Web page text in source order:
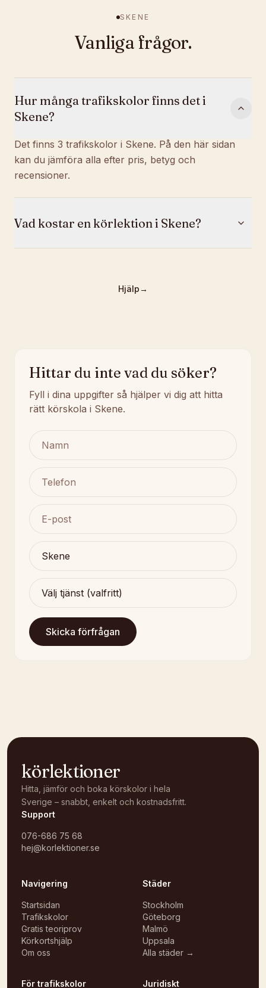
SKENE
Vanliga frågor.
Hur många trafikskolor finns det i
Skene?
Det finns 3 trafikskolor i Skene. På den här sidan
kan du jämföra alla efter pris, betyg och
recensioner.
Vad kostar en körlektion i Skene?
Hjälp→
Hittar du inte vad du söker?
Fyll i dina uppgifter så hjälper vi dig att hitta
rätt körskola i Skene.
Skicka förfrågan
körlektioner
Hitta, jämför och boka körskolor i hela
Sverige – snabbt, enkelt och kostnadsfritt.
Support
076-686 75 68
hej@korlektioner.se
Navigering
Startsidan
Trafikskolor
Gratis teoriprov
Körkortshjälp
Om oss
Städer
Stockholm
Göteborg
Malmö
Uppsala
Alla städer →
För trafikskolor Juridiskt